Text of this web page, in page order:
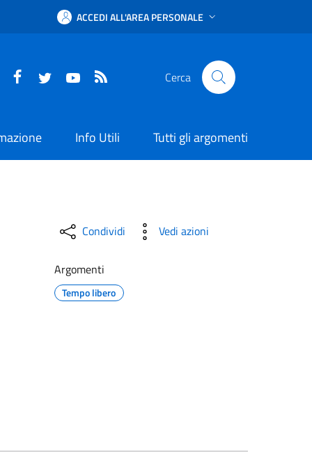
ACCEDI ALL'AREA PERSONALE
FacebookTwitter YouTube Cerca
Info Utili Tutti gli argomenti
2026
Condividi Vedi azioni
Argomenti
Tempo libero